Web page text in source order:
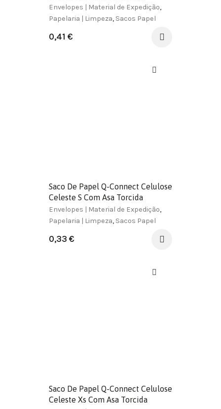
270X370X12 Mm
Envelopes | Material de Expedição,
Papelaria | Limpeza, Sacos Papel
0,41 €
Saco De Papel Q-Connect Celulose
Celeste S Com Asa Torcida
240X320X10 Mm
Envelopes | Material de Expedição,
Papelaria | Limpeza, Sacos Papel
0,33 €
Saco De Papel Q-Connect Celulose
Celeste Xs Com Asa Torcida